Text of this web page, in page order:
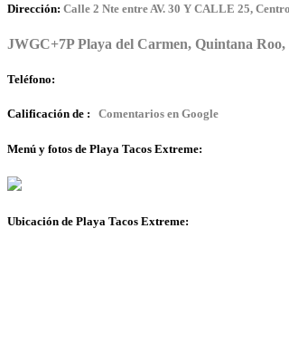
Dirección: Calle 2 Nte entre AV. 30 Y CALLE 25,
JWGC+7P Playa del Carmen, Quintana Roo,
Teléfono:
Calificación de : Comentarios en Google
Menú y fotos de Playa Tacos Extreme:
Ubicación de Playa Tacos Extreme: